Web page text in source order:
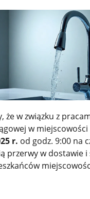
że w związku z
w
r. od godz. 9:00 na
przerwy w dostawie